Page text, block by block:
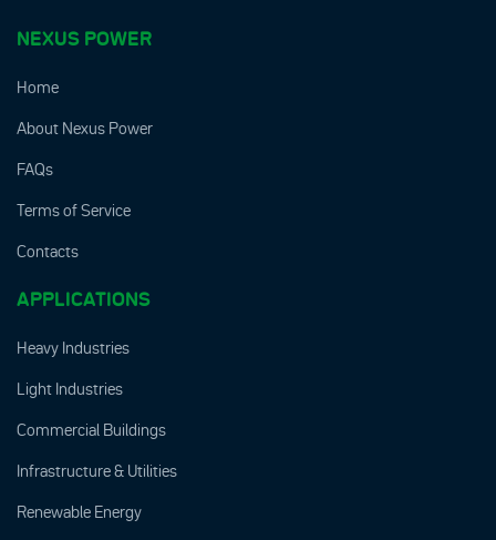
NEXUS POWER
Home
About Nexus Power
FAQs
Terms of Service
Contacts
APPLICATIONS
Heavy Industries
Light Industries
Commercial Buildings
Infrastructure & Utilities
Renewable Energy